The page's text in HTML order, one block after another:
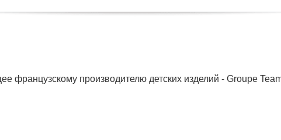
французскому производителю детских изделий - Groupe